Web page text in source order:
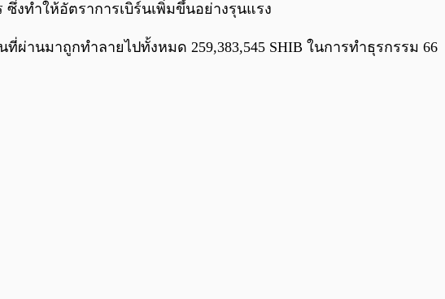
งทำให้อัตราการเบิร์นเพิ่มขึ้นอย่างรุนแรง
ผ่านมาถูกทำลายไปทั้งหมด 259,383,545 SHIB ในการทำธุรกรรม 66